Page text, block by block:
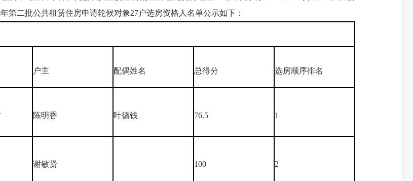
第二批公共租赁住房申请轮候对象27户选房资格人名单公示如下：
户主 配偶姓名 总得分 选房顺序排名
陈明香 叶德钱 76.5 1
谢敏贤 100 2